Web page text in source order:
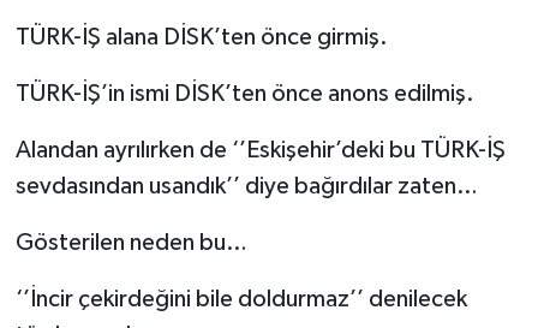
TÜRK-İŞ alana DİSK’ten önce girmiş.
TÜRK-İŞ’in ismi DİSK’ten önce anons edilmiş.
Alandan ayrılırken de ‘’Eskişehir’deki bu TÜRK-İŞ
sevdasından usandık’’ diye bağırdılar zaten…
Gösterilen neden bu…
‘’İncir çekirdeğini bile doldurmaz’’ denilecek